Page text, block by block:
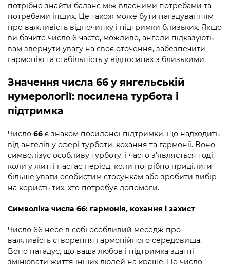
потрібно знайти баланс між власними потребами та
потребами інших. Це також може бути нагадуванням
про важливість відпочинку і підтримки близьких. Якщо
ви бачите число 6 часто, можливо, ангели підказують
вам звернути увагу на своє оточення, забезпечити
гармонію та стабільність у відносинах з близькими.
Значення числа 66 у янгельській
нумерології: посилена турбота і
підтримка
Число 66 є знаком посиленої підтримки, що надходить
від ангелів у сфері турботи, кохання та гармонії. Воно
символізує особливу турботу, і часто з’являється тоді,
коли у житті настає період, коли потрібно приділити
більше уваги особистим стосункам або зробити вибір
на користь тих, хто потребує допомоги.
Символіка числа 66: гармонія, кохання і захист
Число 66 несе в собі особливий меседж про
важливість створення гармонійного середовища.
Воно нагадує, що ваша любов і підтримка здатні
змінювати життя інших людей на краще. Це число